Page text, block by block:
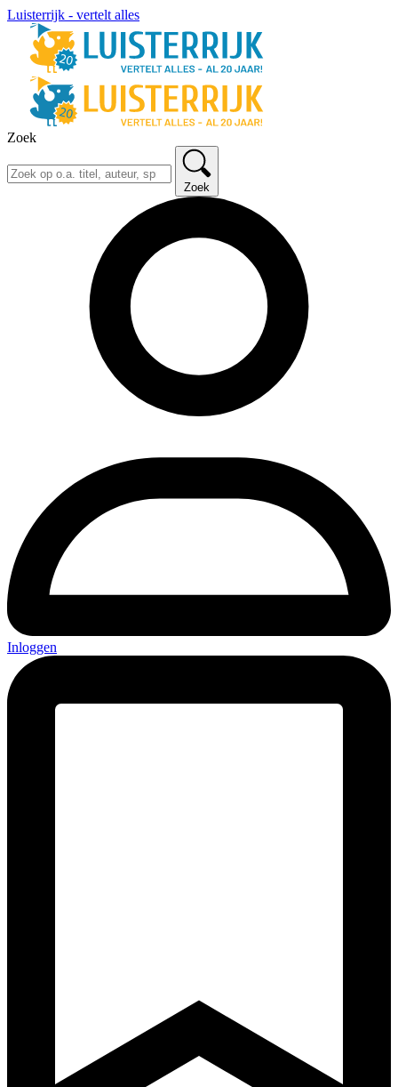
Luisterrijk - vertelt alles
Zoek
Zoek
Inloggen